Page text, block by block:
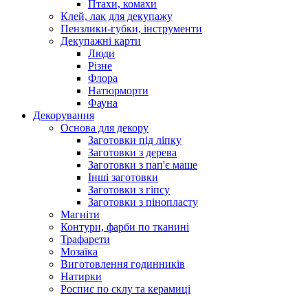
Птахи, комахи
Клей, лак для декупажу
Пензлики-губки, інструменти
Декупажні карти
Люди
Різне
Флора
Натюрморти
Фауна
Декорування
Основа для декору
Заготовки під ліпку
Заготовки з дерева
Заготовки з пап'є маше
Інші заготовки
Заготовки з гіпсу
Заготовки з пінопласту
Магніти
Контури, фарби по тканині
Трафарети
Мозаїка
Виготовлення годинників
Натирки
Роспис по склу та керамиці